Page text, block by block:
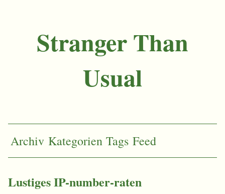
Stranger Than
Usual
Archiv Kategorien Tags Feed
Lustiges IP-number-raten